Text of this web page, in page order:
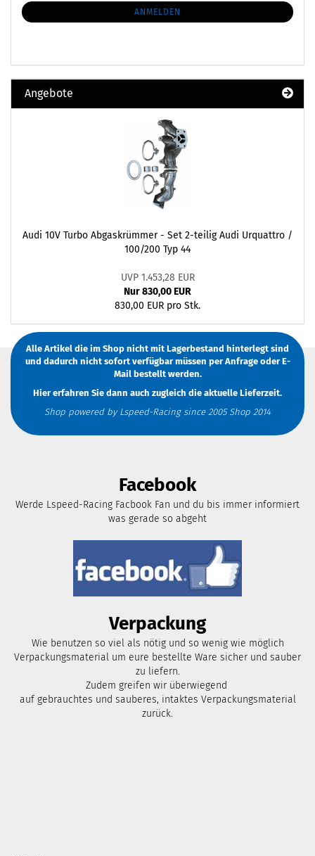
ANMELDUNG
ANMELDEN
Angebote
Audi 10V Turbo Abgaskrümmer - Set 2-teilig Audi Urquattro /
100/200 Typ 44
UVP 1.453,28 EUR
Nur 830,00 EUR
830,00 EUR pro Stk.
Alle Artikel die im Shop nicht mit Lagerbestand hinterlegt sind
und dadurch nicht sofort verfügbar müssen per AnfrageoderE-
Mailbestellt werden.
Hier erfahren Sie dann auch zugleich die aktuelle Lieferzeit.
Shop powered by Lspeed-Racing since 2005 Shop 2014
Facebook
Werde Lspeed-Racing Facbook Fan und du bis immer informiert
was gerade so abgeht
Verpackung
Wie benutzen so viel als nötig und so wenig wie möglich
Verpackungsmaterial um eure bestellte Ware sicher und sauber
zu liefern.
Zudem greifen wir überwiegend
auf gebrauchtes und sauberes, intaktes Verpackungsmaterial
zurück.